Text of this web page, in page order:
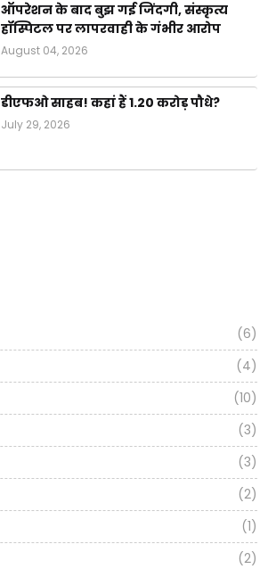
ऑपरेशन के बाद बुझ गई जिंदगी, संस्कृत्य
हॉस्पिटल पर लापरवाही के गंभीर आरोप
August 04, 2026
डीएफओ साहब! कहां हैं 1.20 करोड़ पौधे?
July 29, 2026
(6)
(4)
(10)
(3)
(3)
(2)
(1)
(2)